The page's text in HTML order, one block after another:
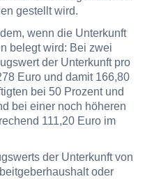
gestellt wird.
wenn die Unterkunft
belegt wird: Bei zwei
der Unterkunft pro
Euro und damit 166,80
bei 50 Prozent und
bei einer noch höheren
111,20 Euro im
der Unterkunft von
oder